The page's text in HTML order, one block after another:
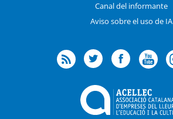
Canal del informante
Aviso sobre el uso de IA